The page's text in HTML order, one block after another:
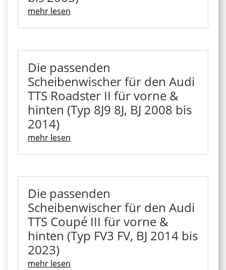
mehr lesen
Die passenden
Scheibenwischer für den Audi
TTS Roadster II für vorne &
hinten (Typ 8J9 8J, BJ 2008 bis
2014)
mehr lesen
Die passenden
Scheibenwischer für den Audi
TTS Coupé III für vorne &
hinten (Typ FV3 FV, BJ 2014 bis
2023)
mehr lesen